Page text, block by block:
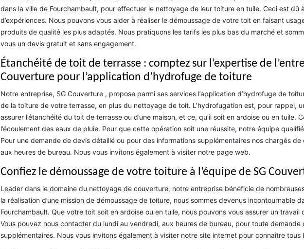
dans la ville de Fourchambault, pour effectuer le nettoyage de leur toiture en tuile. Ceci est dû
d’expériences. Nous pouvons vous aider à réaliser le démoussage de votre toit en faisant
produits de qualité les plus adaptés. Nous pratiquons les tarifs les plus bas du marché et
vous un devis gratuit et sans engagement.
Étanchéité de toit de terrasse : comptez sur l’expertise de
Couverture pour l’application d’hydrofuge de toiture
Notre entreprise, SG Couverture , propose parmi ses services l’application d’hydrofuge de
de la toiture de votre terrasse, en plus du nettoyage de toit. L’hydrofugation est, pour rappel,
assurer l’étanchéité du toit de terrasse ou d’une maison, et ce, qu’il soit en ardoise ou en tuile.
l’écoulement des eaux de pluie. Pour que cette opération soit une réussite, notre équipe
Pour une demande de devis détaillé ou pour des informations supplémentaires nos chargés
aux heures de bureau. Nous vous invitons également à visiter notre page web.
Confiez le démoussage de votre toiture à l’équipe de SG
Leader dans le domaine du nettoyage de couverture, notre entreprise bénéficie de
la réalisation d’une mission de démoussage de toiture, nous sommes devenus incontournable
Fourchambault. Que votre toit soit en ardoise ou en tuile, nous pouvons vous assurer un travail
Vous pouvez nous contacter du lundi au vendredi, aux heures de bureau, pour toute demande
supplémentaires. Nous vous invitons également à visiter notre site internet pour connaître tous